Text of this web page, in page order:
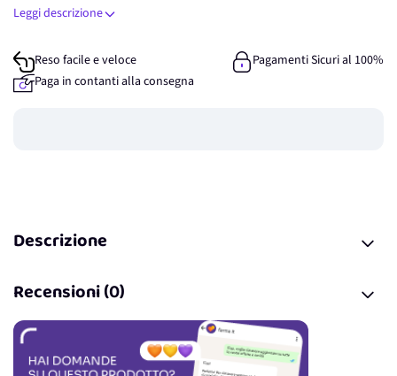
Leggi descrizione
Reso facile e veloce
Pagamenti Sicuri al 100%
Paga in contanti alla consegna
Descrizione
Recensioni (0)